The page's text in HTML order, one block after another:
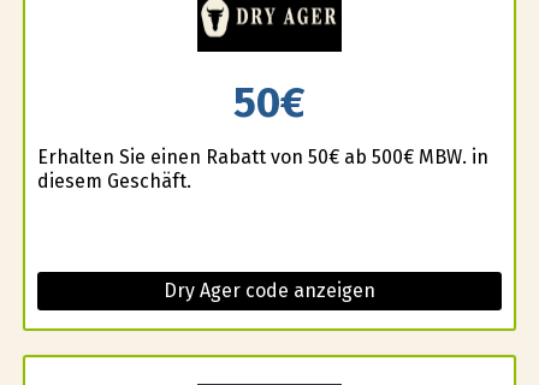
50€
Erhalten Sie einen Rabatt von 50€ ab 500€ MBW. in
diesem Geschäft.
Dry Ager code anzeigen